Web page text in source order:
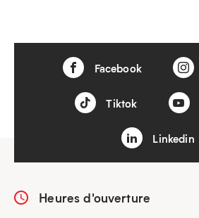
Facebook
Tiktok
Linkedin
Heures d'ouverture